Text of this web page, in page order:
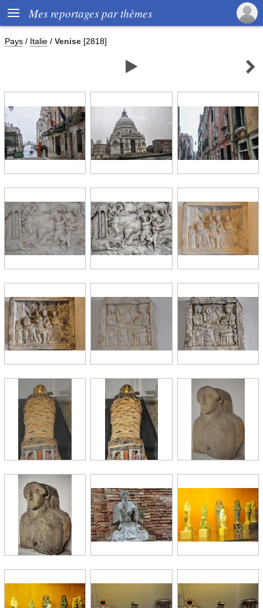
 Mes reportages par thèmes
Pays / Italie / Venise [2818]
 